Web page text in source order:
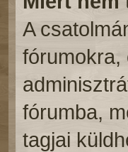
A
fórumokra,
fórumba,
tagjai